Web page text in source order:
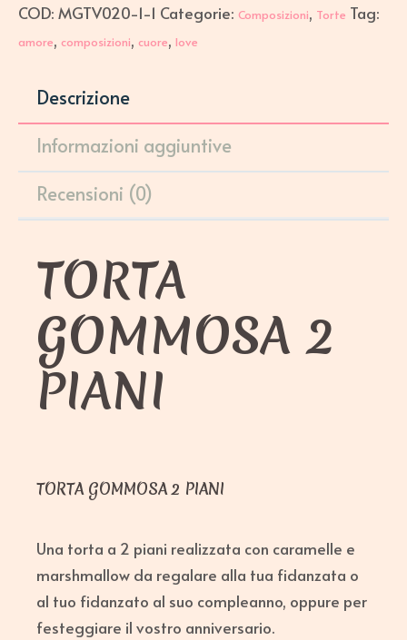
COD: MGTV020-1-1 Categorie: Composizioni, Torte Tag:
amore, composizioni, cuore, love
Descrizione
Informazioni aggiuntive
Recensioni (0)
TORTA
GOMMOSA 2
PIANI
TORTA GOMMOSA 2 PIANI
Una torta a 2 piani realizzata con caramelle e
marshmallow da regalare alla tua fidanzata o
al tuo fidanzato al suo compleanno, oppure per
festeggiare il vostro anniversario.